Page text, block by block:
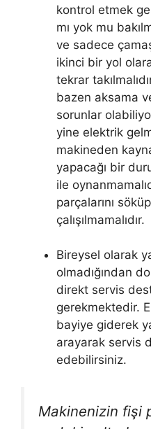
kontrol etmek
mı yok mu
ve sadece
ikinci bir yol
tekrar
bazen aksama
sorunlar
yine elektrik
makineden
yapacağı bir
ile
parçalarını
çalışılmamalıdır.
Bireysel olarak
olmadığından
direkt servis
gerekmektedir.
bayiye giderek
arayarak servis
edebilirsiniz.
Makinenizin fişi